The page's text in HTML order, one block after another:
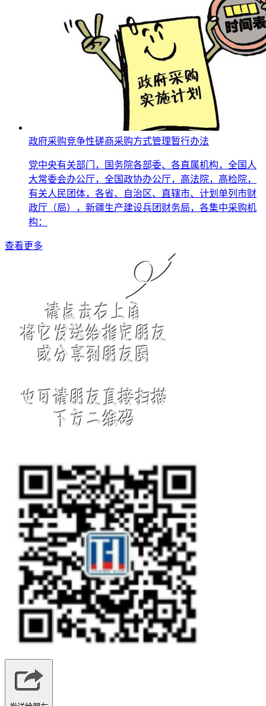
政府采购竞争性磋商采购方式管理暂行办法
党中央有关部门，国务院各部委、各直属机构，全国人
大常委会办公厅，全国政协办公厅，高法院，高检院，
有关人民团体，各省、自治区、直辖市、计划单列市财
政厅（局），新疆生产建设兵团财务局，各集中采购机
构：
查看更多